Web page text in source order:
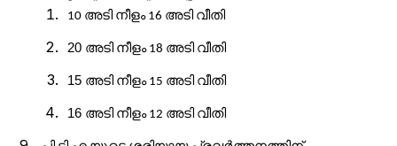
10 അടി നീളം16 അടി വീതി
20 അടി നീളം18 അടി വീതി
15 അടി നീളം15 അടി വീതി
16 അടി നീളം12 അടി വീതി